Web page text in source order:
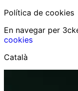
Política de cookies
En navegar per
cookies
Català